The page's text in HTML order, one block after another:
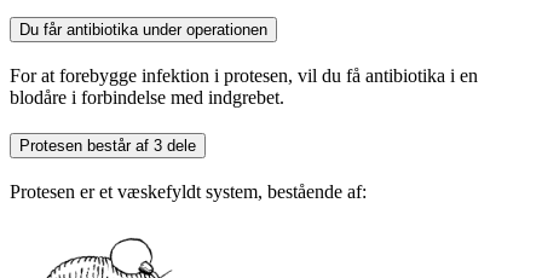
Du får antibiotika under operationen
For at forebygge infektion i protesen, vil du få antibiotika i en
blodåre i forbindelse med indgrebet.
Protesen består af 3 dele
Protesen er et væskefyldt system, bestående af: